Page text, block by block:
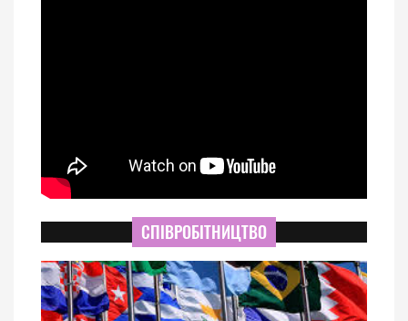
СПІВРОБІТНИЦТВО